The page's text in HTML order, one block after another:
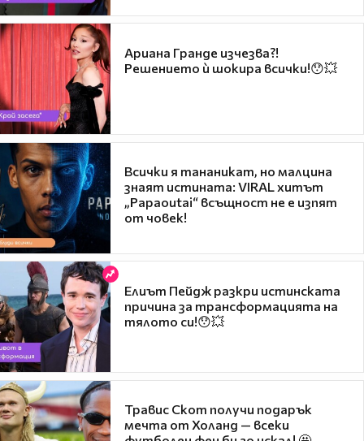
Ариана Гранде изчезва?!
Решението ѝ шокира всички!😯💥
Всички я тананикат, но малцина
знаят истината: VIRAL хитът
„Papaoutai“ всъщност не е изпят
от човек!
Елиът Пейдж разкри истинската
причина за трансформацията на
тялото си!😯💥
Травис Скот получи подарък
мечта от Холанд — всеки